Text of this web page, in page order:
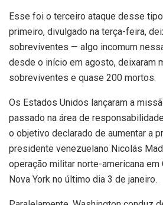
Esse foi o terceiro ataque desse
primeiro, divulgado na terça-feira,
sobreviventes — algo incomum
desde o início em agosto, deixaram
sobreviventes e quase 200 mortos.
Os Estados Unidos lançaram a
passado na área de
o objetivo declarado de aumentar a
presidente venezuelano Nicolás
operação militar norte-americana em
Nova York no último dia 3 de janeiro.